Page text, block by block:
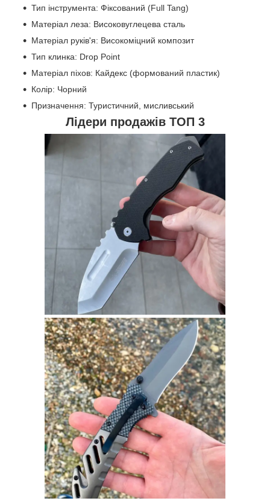
Тип інструмента: Фіксований (Full Tang)
Матеріал леза: Високовуглецева сталь
Матеріал руків'я: Високоміцний композит
Тип клинка: Drop Point
Матеріал піхов: Кайдекс (формований пластик)
Колір: Чорний
Призначення: Туристичний, мисливський
Лідери продажів ТОП 3